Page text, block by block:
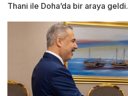
Thani ile Doha’da bir araya geldi.